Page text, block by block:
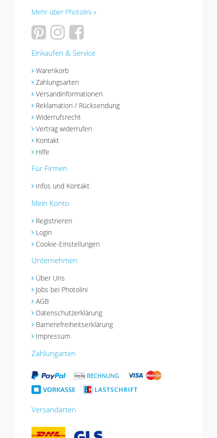
Mehr über Photolini »
Einkaufen & Service
Warenkorb
Zahlungsarten
Versandinformationen
Reklamation / Rücksendung
Widerrufsrecht
Vertrag widerrufen
Kontakt
Hilfe
Für Firmen
Infos und Kontakt
Mein Konto
Registrieren
Login
Cookie-Einstellungen
Unternehmen
Über Uns
Jobs bei Photolini
AGB
Datenschutzerklärung
Barrierefreiheitserklärung
Impressum
Zahlungarten
Versandarten